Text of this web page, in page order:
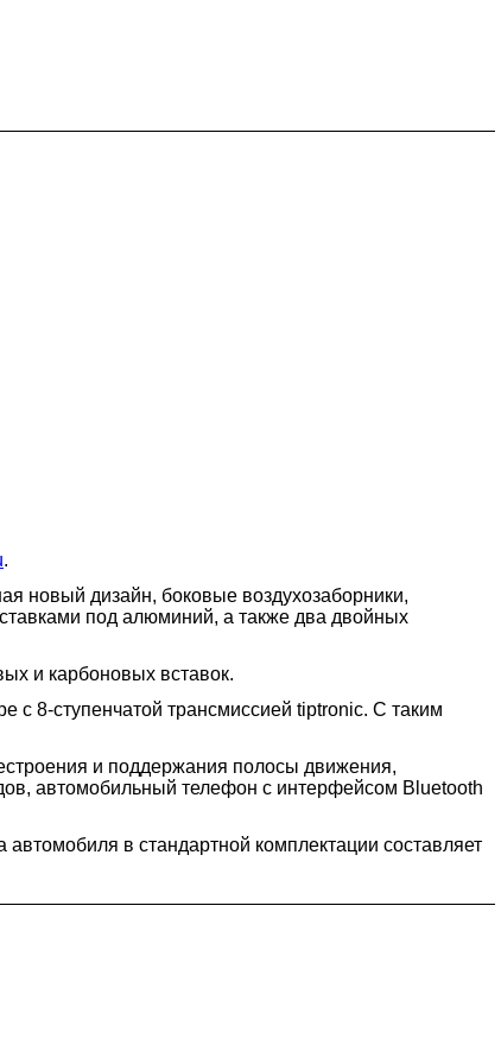
.
новый дизайн, боковые воздухозаборники,
под алюминий, а также два двойных
и карбоновых вставок.
с 8-ступенчатой трансмиссией tiptronic. С таким
и поддержания полосы движения,
автомобильный телефон с интерфейсом Bluetooth
в стандартной комплектации составляет